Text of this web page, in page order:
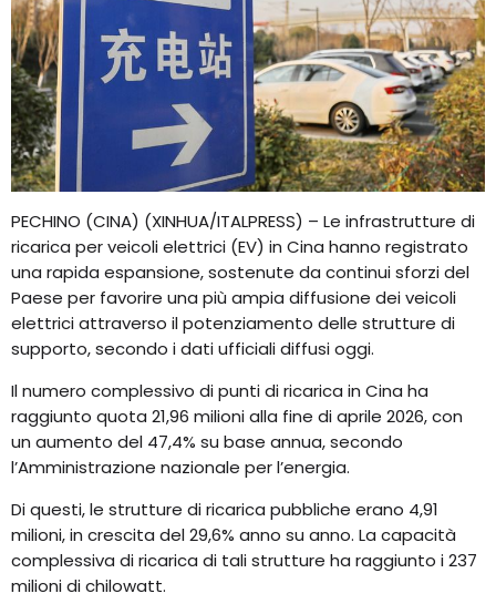
PECHINO (CINA) (XINHUA/ITALPRESS) – Le infrastrutture di
ricarica per veicoli elettrici (EV) in Cina hanno registrato
una rapida espansione, sostenute da continui sforzi del
Paese per favorire una più ampia diffusione dei veicoli
elettrici attraverso il potenziamento delle strutture di
supporto, secondo i dati ufficiali diffusi oggi.
Il numero complessivo di punti di ricarica in Cina ha
raggiunto quota 21,96 milioni alla fine di aprile 2026, con
un aumento del 47,4% su base annua, secondo
l’Amministrazione nazionale per l’energia.
Di questi, le strutture di ricarica pubbliche erano 4,91
milioni, in crescita del 29,6% anno su anno. La capacità
complessiva di ricarica di tali strutture ha raggiunto i 237
milioni di chilowatt.